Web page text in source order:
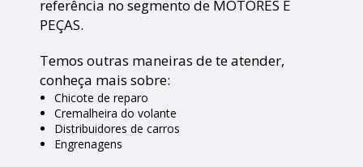
referência no segmento de MOTORES E
PEÇAS.
Temos outras maneiras de te atender,
conheça mais sobre:
Chicote de reparo
Cremalheira do volante
Distribuidores de carros
Engrenagens